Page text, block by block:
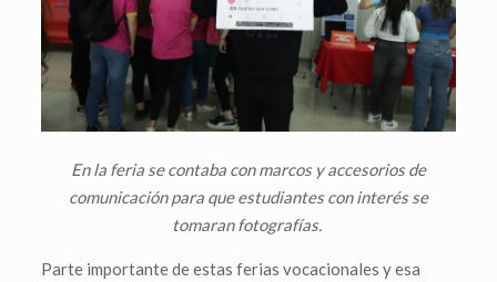
En la feria se contaba con marcos y accesorios de
comunicación para que estudiantes con interés se
tomaran fotografías.
Parte importante de estas ferias vocacionales y esa